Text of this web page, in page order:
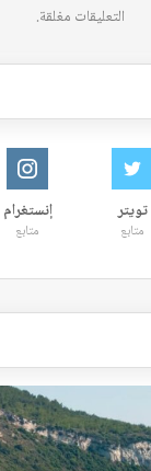
التعليقات مغلقة.
تويتر
متابع
إنستغرام
متابع